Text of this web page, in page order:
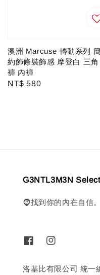
澳洲 Marcuse 轉動系列 簡
約飾條裝飾感 摩登白 三角
褲 內褲
Regular
NT$ 580
G3NTL3M3N Select
🧔找到你的內在自信
洛基比有限公司 統一